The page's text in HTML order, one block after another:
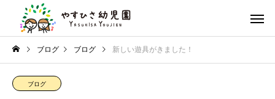
ブログ ブログ 新しい遊具がきました！
ブログ